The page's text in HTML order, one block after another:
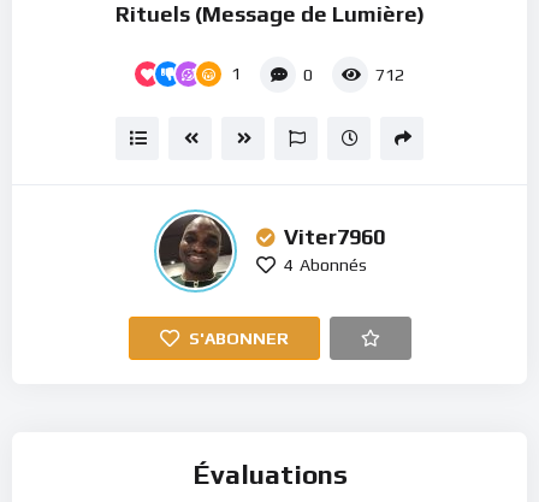
Rituels (Message de Lumière)
1 0 712
Viter7960
4 Abonnés
S'ABONNER
Évaluations